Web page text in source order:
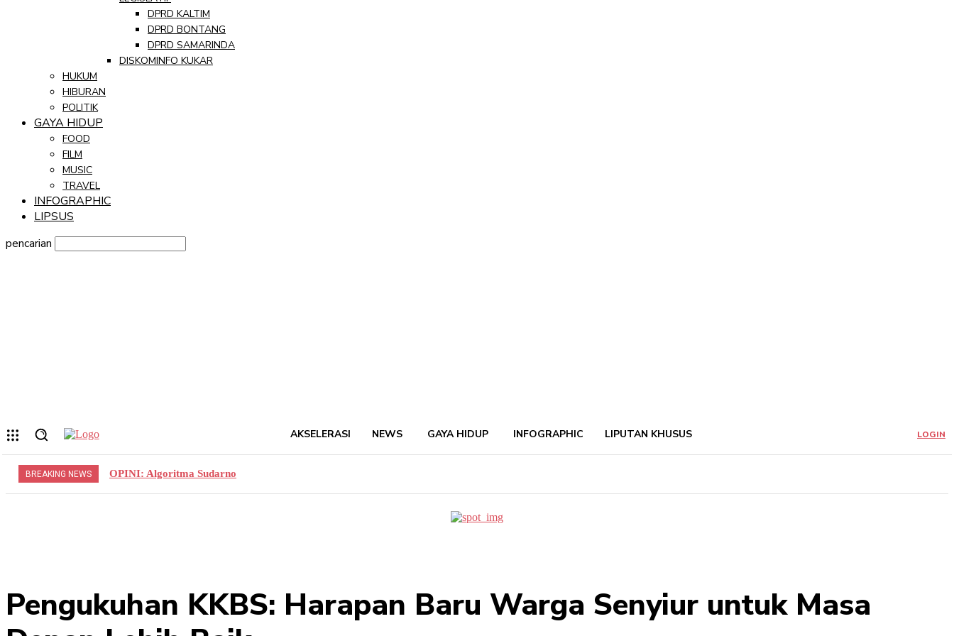
DPRD KALTIM
DPRD BONTANG
DPRD SAMARINDA
DISKOMINFO KUKAR
HUKUM
HIBURAN
POLITIK
GAYA HIDUP
FOOD
FILM
MUSIC
TRAVEL
INFOGRAPHIC
LIPSUS
pencarian
AKSELERASI NEWS GAYA HIDUP INFOGRAPHIC LIPUTAN KHUSUS LOGIN
BREAKING NEWS OPINI: Algoritma Sudarno
Pengukuhan KKBS: Harapan Baru Warga Senyiur untuk Masa